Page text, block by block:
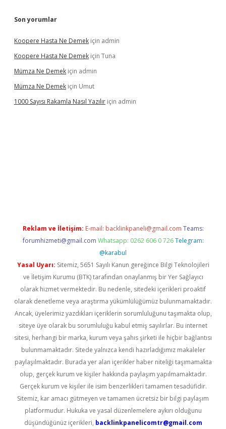
Son yorumlar
Koopere Hasta Ne Demek için admin
Koopere Hasta Ne Demek için Tuna
Mümza Ne Demek için admin
Mümza Ne Demek için Umut
1000 Sayısı Rakamla Nasıl Yazılır için admin
Reklam ve İletişim: E-mail: backlinkpaneli@gmail.com Teams:
forumhizmeti@gmail.com Whatsapp: 0262 606 0 726 Telegram:
@karabul
Yasal Uyarı: Sitemiz, 5651 Sayılı Kanun gereğince Bilgi Teknolojileri
ve İletişim Kurumu (BTK) tarafından onaylanmış bir Yer Sağlayıcı
olarak hizmet vermektedir. Bu nedenle, sitedeki içerikleri proaktif
olarak denetleme veya araştırma yükümlülüğümüz bulunmamaktadır.
Ancak, üyelerimiz yazdıkları içeriklerin sorumluluğunu taşımakta olup,
siteye üye olarak bu sorumluluğu kabul etmiş sayılırlar. Bu internet
sitesi, herhangi bir marka, kurum veya şahıs şirketi ile hiçbir bağlantısı
bulunmamaktadır. Sitede yalnızca kendi hazırladığımız makaleler
paylaşılmaktadır. Burada yer alan içerikler haber niteliği taşımamakta
olup, gerçek kurum ve kişiler hakkında paylaşım yapılmamaktadır.
Gerçek kurum ve kişiler ile isim benzerlikleri tamamen tesadüfidir.
Sitemiz, kar amacı gütmeyen ve tamamen ücretsiz bir bilgi paylaşım
platformudur. Hukuka ve yasal düzenlemelere aykırı olduğunu
düşündüğünüz içerikleri, backlinkpanelicomtr@gmail.com